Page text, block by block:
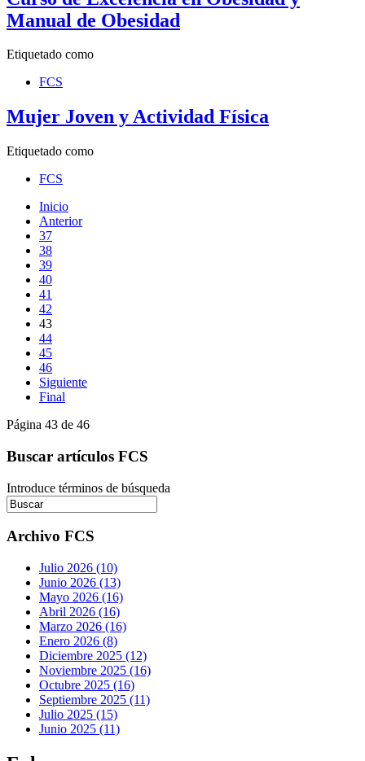
Manual de Obesidad
Etiquetado como
FCS
Mujer Joven y Actividad Física
Etiquetado como
FCS
Inicio
Anterior
37
38
39
40
41
42
43
44
45
46
Siguiente
Final
Página 43 de 46
Buscar artículos FCS
Introduce términos de búsqueda
Archivo FCS
Julio 2026 (10)
Junio 2026 (13)
Mayo 2026 (16)
Abril 2026 (16)
Marzo 2026 (16)
Enero 2026 (8)
Diciembre 2025 (12)
Noviembre 2025 (16)
Octubre 2025 (16)
Septiembre 2025 (11)
Julio 2025 (15)
Junio 2025 (11)